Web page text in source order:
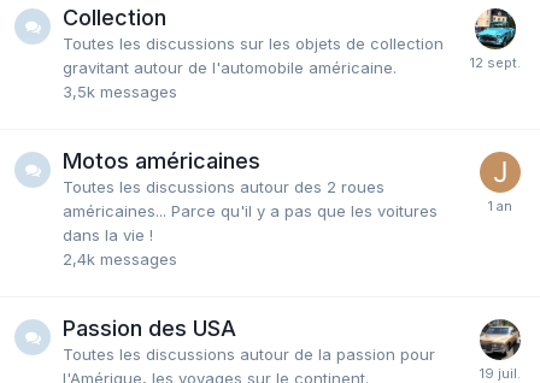
Collection
Toutes les discussions sur les objets de collection
gravitant autour de l'automobile américaine.
3,5k messages
Motos américaines
Toutes les discussions autour des 2 roues
américaines... Parce qu'il y a pas que les voitures
dans la vie !
2,4k messages
Passion des USA
Toutes les discussions autour de la passion pour
l'Amérique, les voyages sur le continent.